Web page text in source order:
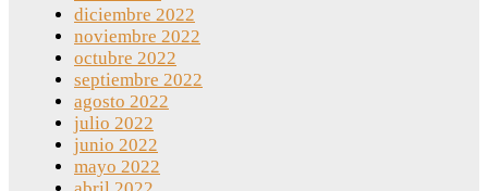
diciembre 2022
noviembre 2022
octubre 2022
septiembre 2022
agosto 2022
julio 2022
junio 2022
mayo 2022